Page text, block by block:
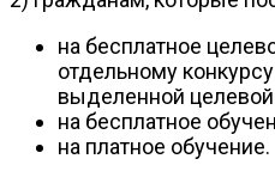
на бесплатное
отдельному
выделенной
на бесплатное
на платное обучение.